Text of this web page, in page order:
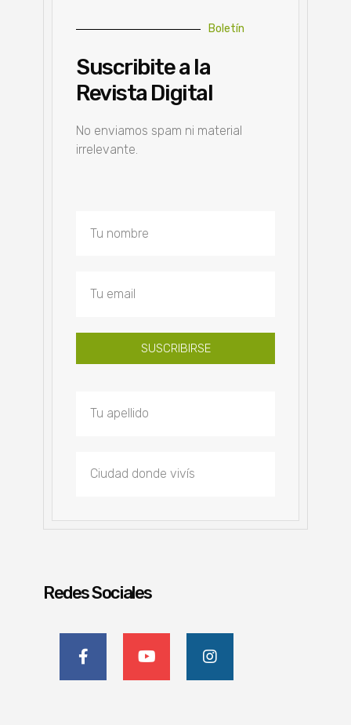
Boletín
Suscribite a la
Revista Digital
No enviamos spam ni material
irrelevante.
SUSCRIBIRSE
Redes Sociales